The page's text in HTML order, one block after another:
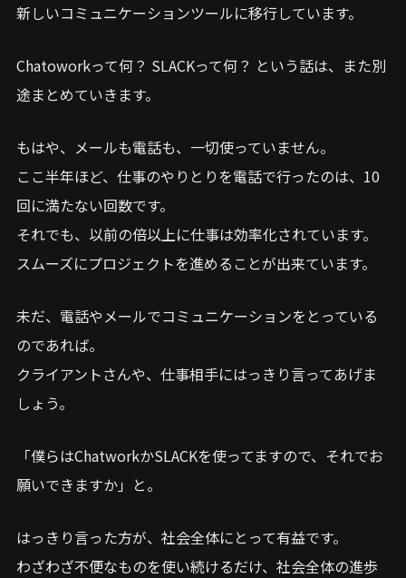
新しいコミュニケーションツールに移行しています。
Chatoworkって何？ SLACKって何？ という話は、また別
途まとめていきます。
もはや、メールも電話も、一切使っていません。
ここ半年ほど、仕事のやりとりを電話で行ったのは、10
回に満たない回数です。
それでも、以前の倍以上に仕事は効率化されています。
スムーズにプロジェクトを進めることが出来ています。
未だ、電話やメールでコミュニケーションをとっている
のであれば。
クライアントさんや、仕事相手にはっきり言ってあげま
しょう。
「僕らはChatworkかSLACKを使ってますので、それでお
願いできますか」と。
はっきり言った方が、社会全体にとって有益です。
わざわざ不便なものを使い続けるだけ、社会全体の進歩